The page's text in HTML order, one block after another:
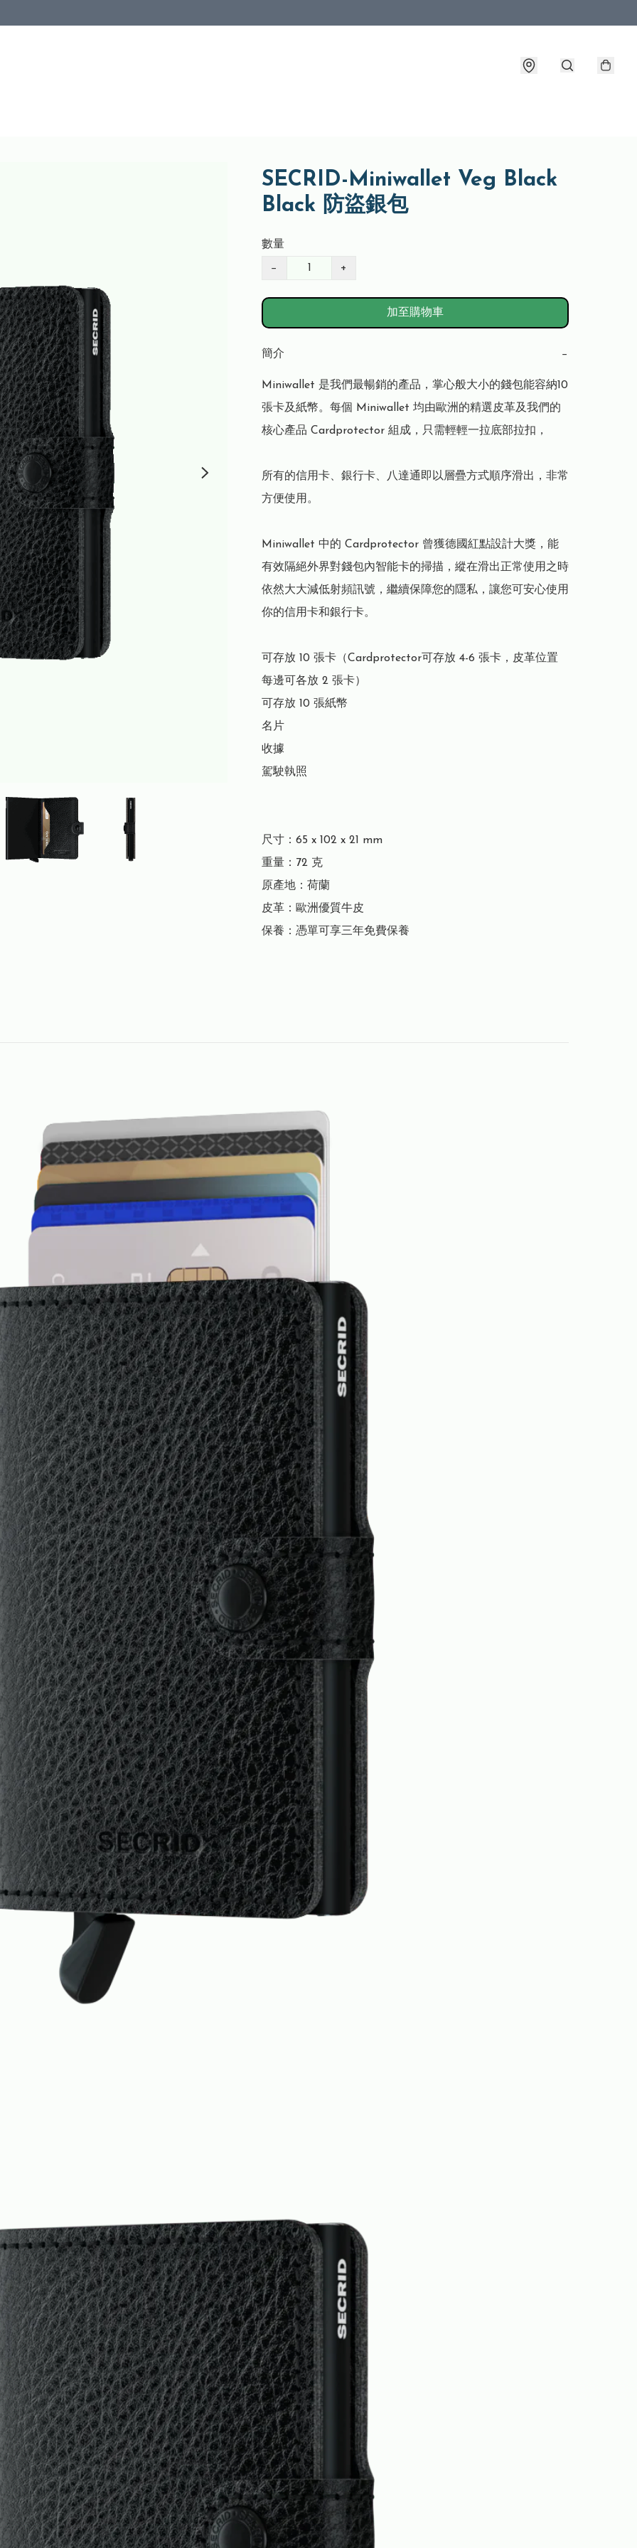
SECRID-Miniwallet Veg Black
Black 防盜銀包
數量
− +
加至購物車
簡介 −
Miniwallet 是我們最暢銷的產品，掌心般大小的錢包能容納10
張卡及紙幣。每個 Miniwallet 均由歐洲的精選皮革及我們的
核心產品 Cardprotector 組成，只需輕輕一拉底部拉扣，
所有的信用卡、銀行卡、八達通即以層疊方式順序滑出，非常
方便使用。
Miniwallet 中的 Cardprotector 曾獲德國紅點設計大獎，能
有效隔絕外界對錢包內智能卡的掃描，縱在滑出正常使用之時
依然大大減低射頻訊號，繼續保障您的隱私，讓您可安心使用
你的信用卡和銀行卡。
可存放 10 張卡（Cardprotector可存放 4-6 張卡，皮革位置
每邊可各放 2 張卡）
可存放 10 張紙幣
名片
收據
駕駛執照
尺寸：65 x 102 x 21 mm
重量：72 克
原產地：荷蘭
皮革：歐洲優質牛皮
保養：憑單可享三年免費保養